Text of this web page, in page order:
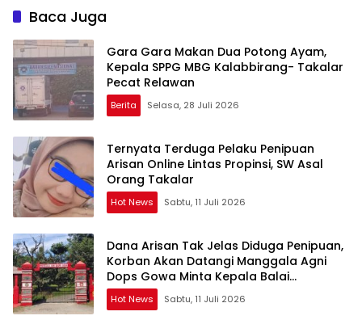
HukumBaca Juga
Gara Gara Makan Dua Potong Ayam,
Kepala SPPG MBG Kalabbirang- Takalar
Pecat Relawan
Berita Selasa, 28 Juli 2026
Ternyata Terduga Pelaku Penipuan
Arisan Online Lintas Propinsi, SW Asal
Orang Takalar
Hot News Sabtu, 11 Juli 2026
Dana Arisan Tak Jelas Diduga Penipuan,
Korban Akan Datangi Manggala Agni
Dops Gowa Minta Kepala Balai
Kehutanan Bulurokeng Turun Tangan
Hot News Sabtu, 11 Juli 2026